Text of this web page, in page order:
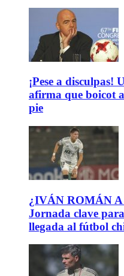
¡Pese a disculpas!
afirma que boicot
pie
¿IVÁN ROMÁN
Jornada clave
llegada al fútbol